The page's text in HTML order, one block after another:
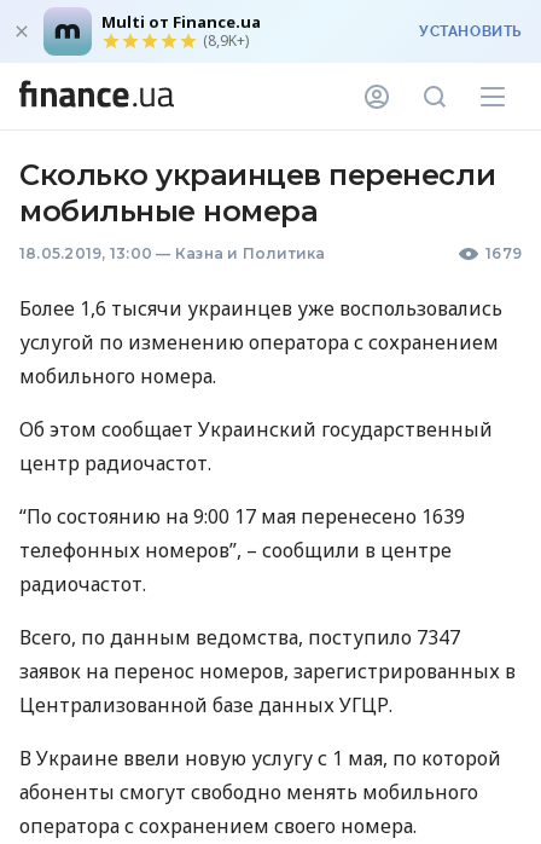
Multi от Finance.ua
(8,9K+) УСТАНОВИТЬ
Сколько украинцев перенесли
мобильные номера
18.05.2019, 13:00 — Казна и Политика 1679
Более 1,6 тысячи украинцев уже воспользовались
услугой по изменению оператора с сохранением
мобильного номера.
Об этом сообщает Украинский государственный
центр радиочастот.
“По состоянию на 9:00 17 мая перенесено 1639
телефонных номеров”, – сообщили в центре
радиочастот.
Всего, по данным ведомства, поступило 7347
заявок на перенос номеров, зарегистрированных в
Централизованной базе данныхУГЦР.
В Украине ввели новую услугу с 1 мая, по которой
абоненты смогут свободно менять мобильного
оператора с сохранением своего номера.